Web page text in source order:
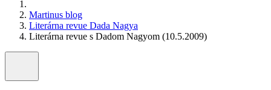
Martinus blog
Literárna revue Dada Nagya
Literárna revue s Dadom Nagyom (10.5.2009)